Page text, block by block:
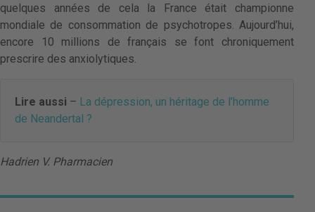
quelques années de cela la France était championne
mondiale de consommation de psychotropes. Aujourd’hui,
encore 10 millions de français se font chroniquement
prescrire des anxiolytiques.
Lire aussi – La dépression, un héritage de l’homme
de Neandertal ?
Hadrien V. Pharmacien